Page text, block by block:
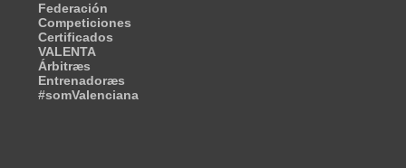
Federación
Competiciones
Certificados
VALENTA
Árbitræs
Entrenadoræs
#somValenciana